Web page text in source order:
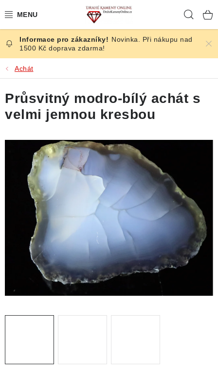
na
ČESKÉ KAMENY
ŠPERKY
KAMENY ZE SVĚTA
BROUŠENÉ
SLEVY
ÚČINKY
KRYSTALY
ČLÁNKY
NALEZIŠTĚ
NÁŠ PŘÍBĚH
VIDEOGALERIE
Novinka. Při nákupu nad
1500 Kč doprava zdarma!
Achát
Průsvitný modro-bílý achát s
velmi jemnou kresbou